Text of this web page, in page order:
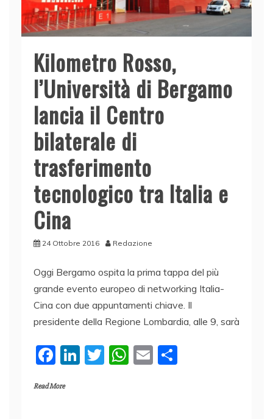
Kilometro Rosso,
l’Università di Bergamo
lancia il Centro
bilaterale di
trasferimento
tecnologico tra Italia e
Cina
24 Ottobre 2016 Redazione
Oggi Bergamo ospita la prima tappa del più
grande evento europeo di networking Italia-
Cina con due appuntamenti chiave. Il
presidente della Regione Lombardia, alle 9, sarà
F
c
Li T
W E
Read More